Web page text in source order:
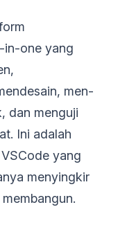
in-one yang
men-
dan menguji
Ini adalah
yang
menyingkir